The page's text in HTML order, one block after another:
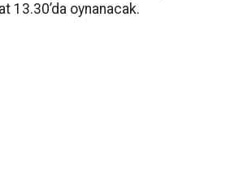
13.30’da oynanacak.